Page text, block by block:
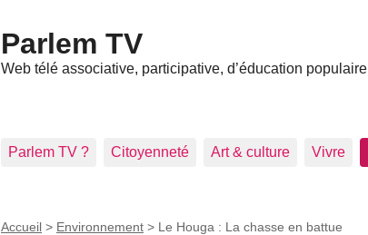
Parlem TV
Web télé associative, participative, d’éducation populaire
Parlem TV ? Citoyenneté Art & culture Vivre
Accueil > Environnement > Le Houga : La chasse en battue